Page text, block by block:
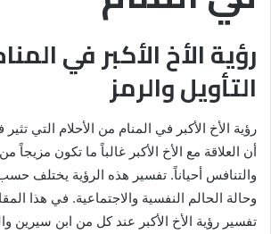
رؤية الأخ الأكبر في
التأويل والرمز
رؤية الأخ الأكبر في المنام من الأحلام التي
أن العلاقة مع الأخ الأكبر غالباً ما تكون مزيجاً
والتنافس أحياناً. تفسير هذه الرؤية يختلف
وحالة الحالم النفسية والاجتماعية. في هذا
تفسير رؤية الأخ الأكبر عند كل من ابن سيرين